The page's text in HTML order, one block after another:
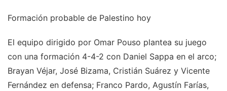
Formación probable de Palestino hoy
El equipo dirigido por Omar Pouso plantea su juego
con una formación 4-4-2 con Daniel Sappa en el arco;
Brayan Véjar, José Bizama, Cristián Suárez y Vicente
Fernández en defensa; Franco Pardo, Agustín Farías,